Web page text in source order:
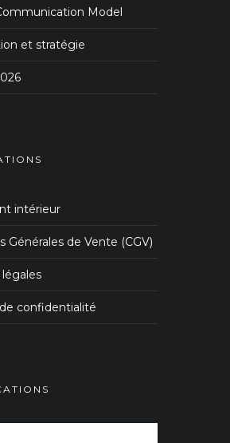
Model
et stratégie
intérieur
Générales de Vente (CGV)
confidentialité